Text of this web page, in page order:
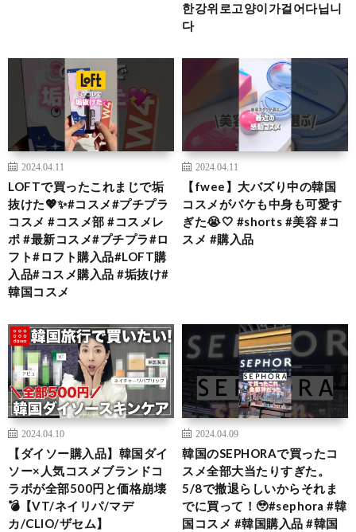
한강위로고양이가걸어다닙니
다
2024.04.11
LOFTで買ったこれまじで垢
抜けた💖✨#コスメ#プチプラ
コスメ #コスメ部 #コスメレ
ポ #最新コスメ#プチプラ#ロ
フト#ロフト購入品#LOFT購
入品#コスメ購入品 #垢抜け#
韓国コスメ
2024.04.11
【fwee】大バズり中の韓国
コスメがパケも中身も可愛す
ぎた😭🤍 #shorts #美容 #コ
スメ #購入品
2024.04.10
【ダイソー購入品】韓国ダイ
ソー×人気コスメブランドコ
ラボが全部500円と価格崩壊
💣【VT/ネイリパ/マデ
カ/CLIO/ザセム】
2024.04.09
韓国のSEPHORAで買ったコ
スメ全部大当たりすぎた。
5/8で撤退らしいからそれま
でに買って！🥹#sephora #韓
国コスメ #韓国購入品 #韓国